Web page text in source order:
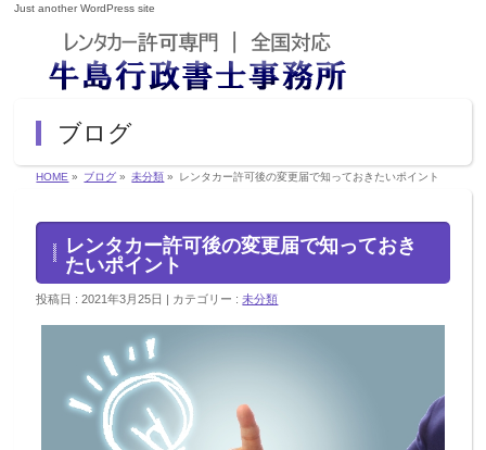
Just another WordPress site
ブログ
HOME » ブログ » 未分類 » レンタカー許可後の変更届で知っておきたいポイント
レンタカー許可後の変更届で知っておき
たいポイント
投稿日 : 2021年3月25日 カテゴリー :未分類